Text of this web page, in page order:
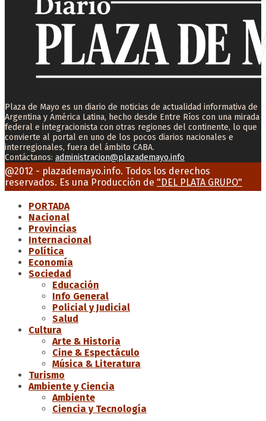
Plaza de Mayo es un diario de noticias de actualidad informativa de
Argentina y América Latina, hecho desde Entre Ríos con una mirada
federal e integracionista con otras regiones del continente, lo que
convierte al portal en uno de los pocos diarios nacionales e
interregionales, fuera del ámbito CABA.
Contáctanos: administracion@plazademayo.info
Facebook
Twitter
Instagram
Youtube
Email
@2012 - plazademayo.info. Todos los derechos
reservados. Es una Producción de "DEL PLATA GRUPO"
PORTADA
Nacional
Provincias
Internacional
Política
Economía
Sociedad
Educación
Info General
Policial y Judicial
Salud
Cultura
Arte & Historia
Cine & Espectáculo
Música & Literatura
Turismo
Ambiente y Ciencia
Ambiente
Ciencia y Tecnología